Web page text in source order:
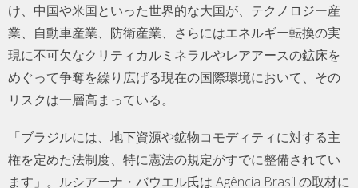
け、中国や米国といった世界的な大国が、テクノロジー産
業、自動車産業、防衛産業、さらにはエネルギー転換の実
現に不可欠なクリティカルミネラルやレアアースの鉱床を
めぐって争奪を繰り広げる現在の国際環境において、その
リスクは一層高まっている。
「ブラジルには、地下資源や鉱物コモディティに対する主
権を定めた法制度、特に憲法の規定がすでに整備されてい
ます」。ルシアーナ・バウエル氏は Agência Brasil の取材に